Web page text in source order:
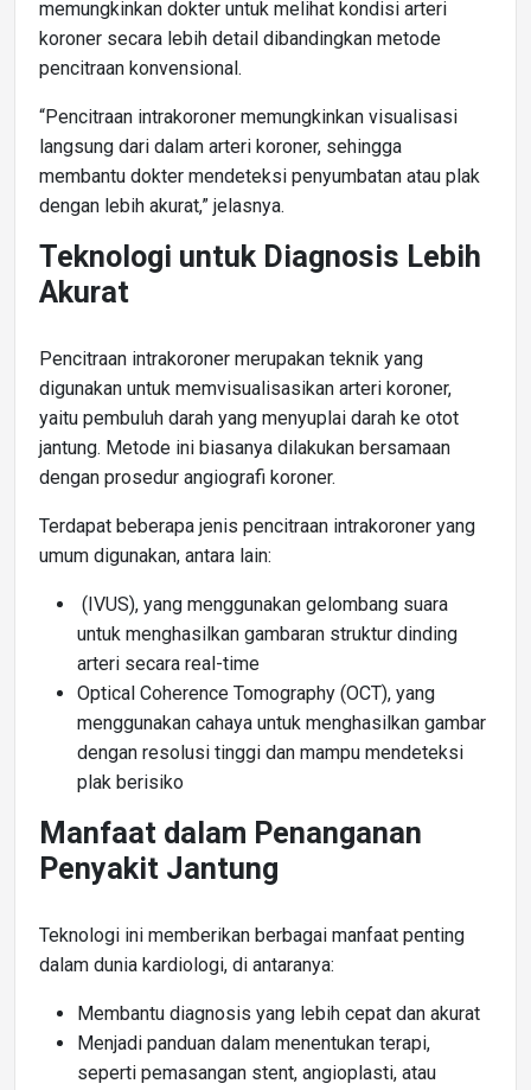
memungkinkan dokter untuk melihat kondisi arteri
koroner secara lebih detail dibandingkan metode
pencitraan konvensional.
“Pencitraan intrakoroner memungkinkan visualisasi
langsung dari dalam arteri koroner, sehingga
membantu dokter mendeteksi penyumbatan atau plak
dengan lebih akurat,” jelasnya.
Teknologi untuk Diagnosis Lebih
Akurat
Pencitraan intrakoroner merupakan teknik yang
digunakan untuk memvisualisasikan arteri koroner,
yaitu pembuluh darah yang menyuplai darah ke otot
jantung. Metode ini biasanya dilakukan bersamaan
dengan prosedur angiografi koroner.
Terdapat beberapa jenis pencitraan intrakoroner yang
umum digunakan, antara lain:
(IVUS), yang menggunakan gelombang suara
untuk menghasilkan gambaran struktur dinding
arteri secara real-time
Optical Coherence Tomography (OCT), yang
menggunakan cahaya untuk menghasilkan gambar
dengan resolusi tinggi dan mampu mendeteksi
plak berisiko
Manfaat dalam Penanganan
Penyakit Jantung
Teknologi ini memberikan berbagai manfaat penting
dalam dunia kardiologi, di antaranya:
Membantu diagnosis yang lebih cepat dan akurat
Menjadi panduan dalam menentukan terapi,
seperti pemasangan stent, angioplasti, atau